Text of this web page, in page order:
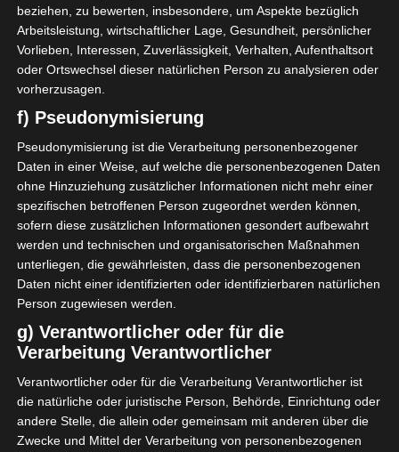
beziehen, zu bewerten, insbesondere, um Aspekte bezüglich
Arbeitsleistung, wirtschaftlicher Lage, Gesundheit, persönlicher
Vorlieben, Interessen, Zuverlässigkeit, Verhalten, Aufenthaltsort
oder Ortswechsel dieser natürlichen Person zu analysieren oder
vorherzusagen.
f) Pseudonymisierung
Pseudonymisierung ist die Verarbeitung personenbezogener
Daten in einer Weise, auf welche die personenbezogenen Daten
ohne Hinzuziehung zusätzlicher Informationen nicht mehr einer
spezifischen betroffenen Person zugeordnet werden können,
sofern diese zusätzlichen Informationen gesondert aufbewahrt
werden und technischen und organisatorischen Maßnahmen
unterliegen, die gewährleisten, dass die personenbezogenen
Daten nicht einer identifizierten oder identifizierbaren natürlichen
Person zugewiesen werden.
g) Verantwortlicher oder für die
Verarbeitung Verantwortlicher
Verantwortlicher oder für die Verarbeitung Verantwortlicher ist
die natürliche oder juristische Person, Behörde, Einrichtung oder
andere Stelle, die allein oder gemeinsam mit anderen über die
Zwecke und Mittel der Verarbeitung von personenbezogenen